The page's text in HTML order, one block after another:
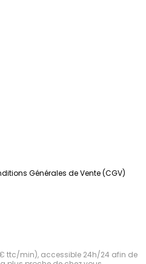
Générales de Vente (CGV)
ttc/min), accessible 24h/24 afin de